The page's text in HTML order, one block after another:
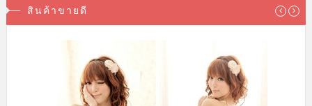
สินค้าขายดี